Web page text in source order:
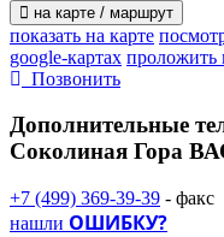
на карте / маршрут
показать на карте
google-картах проложить
Позвонить
Дополнительные
Соколиная Гора
+7 (499) 369-39-39 - факс
нашли ОШИБКУ?